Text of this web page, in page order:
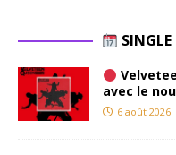
avec le
6 août 2026